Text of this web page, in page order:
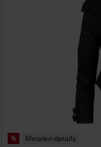
% Metalen details